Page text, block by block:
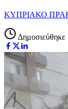
ΚΥΠΡΙΑΚΟ